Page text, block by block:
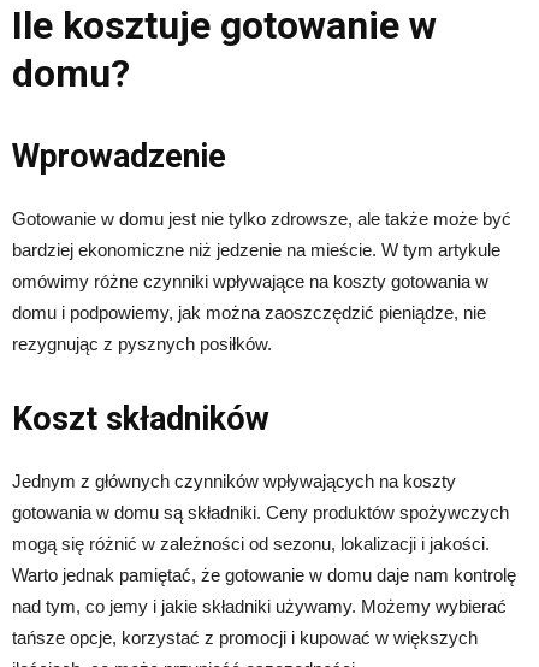
Ile kosztuje gotowanie w
domu?
Wprowadzenie
Gotowanie w domu jest nie tylko zdrowsze, ale także może być
bardziej ekonomiczne niż jedzenie na mieście. W tym artykule
omówimy różne czynniki wpływające na koszty gotowania w
domu i podpowiemy, jak można zaoszczędzić pieniądze, nie
rezygnując z pysznych posiłków.
Koszt składników
Jednym z głównych czynników wpływających na koszty
gotowania w domu są składniki. Ceny produktów spożywczych
mogą się różnić w zależności od sezonu, lokalizacji i jakości.
Warto jednak pamiętać, że gotowanie w domu daje nam kontrolę
nad tym, co jemy i jakie składniki używamy. Możemy wybierać
tańsze opcje, korzystać z promocji i kupować w większych